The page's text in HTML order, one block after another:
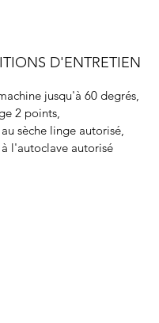
D'ENTRETIEN
jusqu'à 60 degrés,
2 points,
au sèche linge autorisé,
à l'autoclave autorisé